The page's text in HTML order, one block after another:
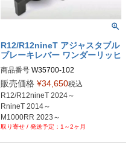
R12/R12nineT アジャスタブル
ブレーキレバー ワンダーリッヒ
商品番号
販売価格 ¥34,650税込
R12/R12nineT 2024～
RnineT 2014～
M1000RR 2023～
S1000R  2021～
1～2ヶ月